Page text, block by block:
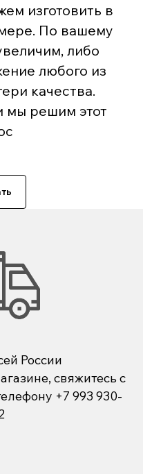
изготовить в
По вашему
либо
любого из
качества.
мы решим этот
России
свяжитесь с
+7 993 930-